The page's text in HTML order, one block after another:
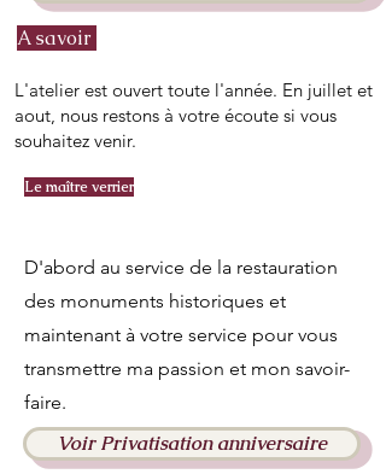
A savoir
L'atelier est ouvert toute l'année. En juillet et
aout, nous restons à votre écoute si vous
souhaitez venir.
Le maître verrier
D'abord au service de la restauration
des monuments historiques et
maintenant à votre service pour vous
transmettre ma passion et mon savoir-
faire.
Voir Privatisation anniversaire